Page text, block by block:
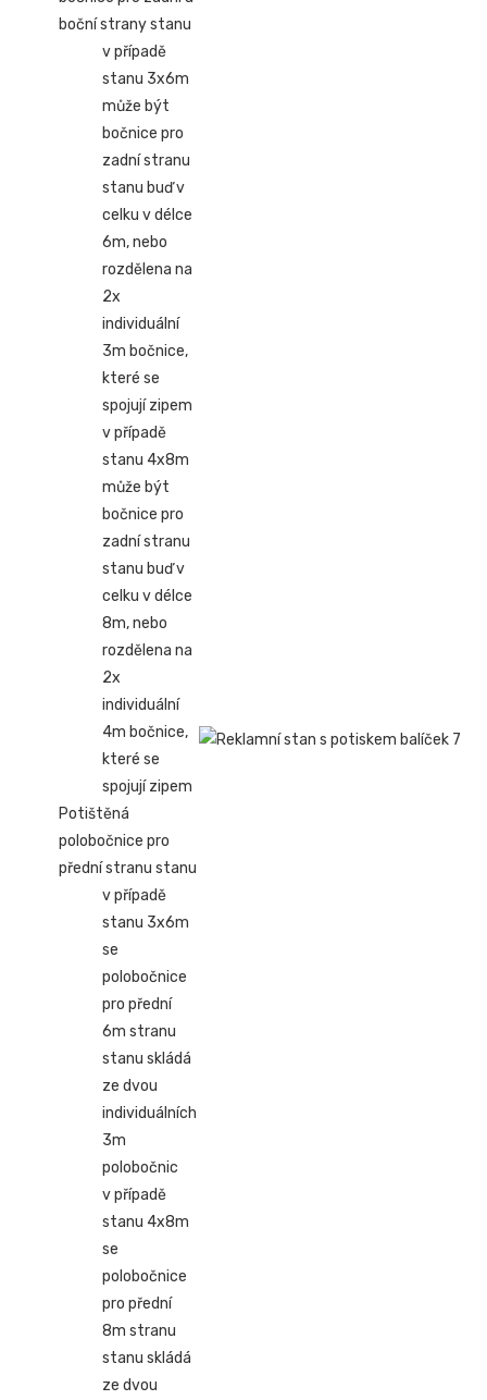
boční strany stanu
v případě
stanu 3x6m
může být
bočnice pro
zadní stranu
stanu buď v
celku v délce
6m, nebo
rozdělena na
2x
individuální
3m bočnice,
které se
spojují zipem
v případě
stanu 4x8m
může být
bočnice pro
zadní stranu
stanu buď v
celku v délce
8m, nebo
rozdělena na
2x
individuální
4m bočnice,
které se
spojují zipem
Potištěná
polobočnice pro
přední stranu stanu
v případě
stanu 3x6m
se
polobočnice
pro přední
6m stranu
stanu skládá
ze dvou
individuálních
3m
polobočnic
v případě
stanu 4x8m
se
polobočnice
pro přední
8m stranu
stanu skládá
ze dvou